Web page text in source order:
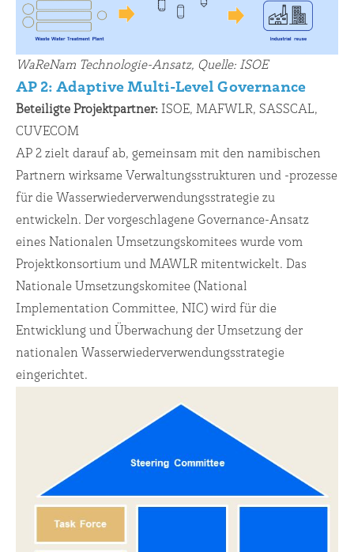
WaReNam Technologie-Ansatz, Quelle: ISOE
AP 2: Adaptive Multi-Level Governance
Beteiligte Projektpartner: ISOE, MAFWLR, SASSCAL,
CUVECOM
AP 2 zielt darauf ab, gemeinsam mit den namibischen
Partnern wirksame Verwaltungsstrukturen und -prozesse
für die Wasserwiederverwendungsstrategie zu
entwickeln. Der vorgeschlagene Governance-Ansatz
eines Nationalen Umsetzungskomitees wurde vom
Projektkonsortium und MAWLR mitentwickelt. Das
Nationale Umsetzungskomitee (National
Implementation Committee, NIC) wird für die
Entwicklung und Überwachung der Umsetzung der
nationalen Wasserwiederverwendungsstrategie
eingerichtet.